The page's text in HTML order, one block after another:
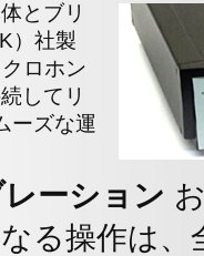
とブリ
）社製
ロホン
してリ
ーズな運
ーション
る操作は、